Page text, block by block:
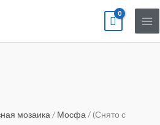
мозаика / Мосфа / (Снято с